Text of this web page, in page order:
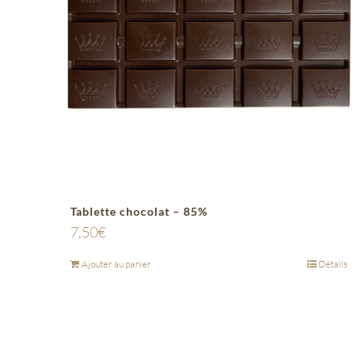
Tablette chocolat – 85%
7,50€
Ajouter au panier Détails